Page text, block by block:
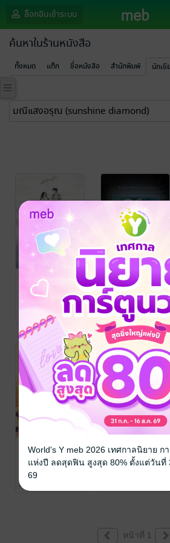
ล็อกอินเข้าระบบ
ค้นหาในร้านหนังสือ
ทั้งหมด แท็ก ชื่อหนังสือ สำนักพิมพ์ นักเขี
เมื่อรักกำเนิด
ใหม่ (The Love
Reborn) Vol.3:
ถึงกาลอรุณเบิก
มณีแสงอรุณ
(SUNSHINE
DIAMOND)/ แซด
บอย2077
นิยายโรมานซ์
เมื่อรักกำเนิด
ใหม่ (The Love
Reborn) Vol.2:
ณ ขณะยามรัติ
กาล
มณีแสงอรุณ
(SUNSHINE
DIAMOND)
/ แซด
บอย2077
นิยายโรมานซ์
3 Rating
HARD LOVE
รักร้ายนายมือ
กลองพันธุ์เดือด
เล่มที่ 3 (จบ
มณีแสงอรุณ
(SUNSHINE
DIAMOND)/ แซด
นิยายรัก
2 Rating
HARD LOVE
รักร้ายนายมือ
เล่มที่ 2
มณีแสงอรุณ
DIAMOND)/ แซด
หน้าที่ 1
World's Y meb 2026 เทศกาลนิยาย
แห่งปี ลดสุดฟิน สูงสุด 80% ตั้งแต่วันที่
69